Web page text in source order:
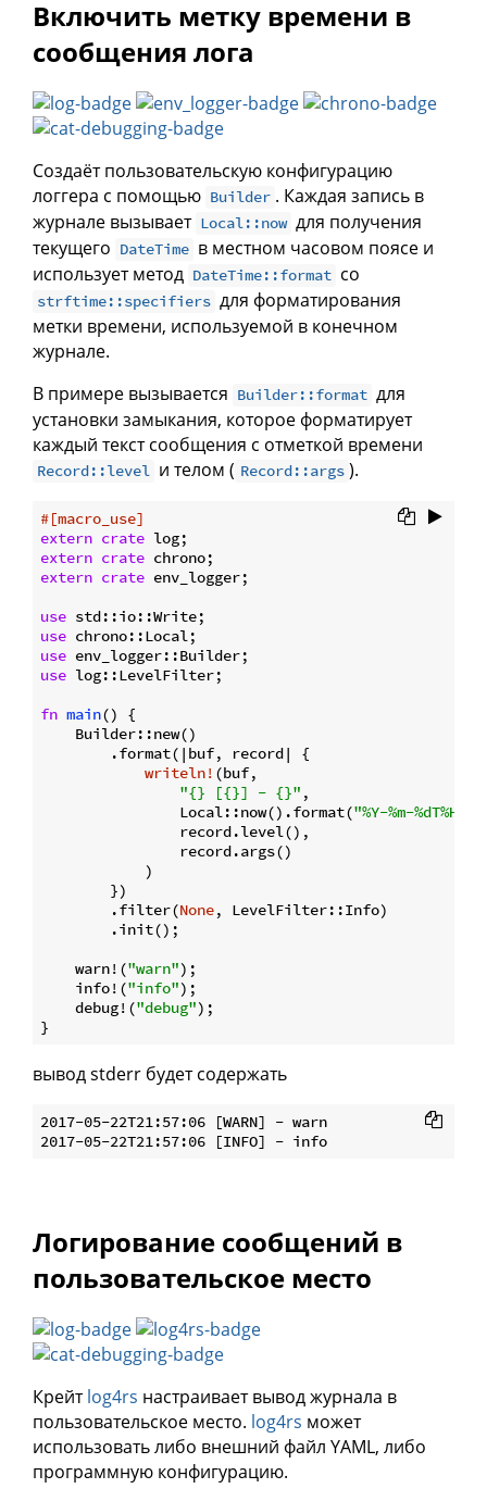
Включить метку времени в
сообщения лога
Создаёт пользовательскую конфигурацию
логгера с помощью Builder . Каждая запись в
журнале вызывает Local::now для получения
текущего DateTime в местном часовом поясе и
использует метод DateTime::format со
strftime::specifiers для форматирования
метки времени, используемой в конечном
журнале.
В примере вызывается Builder::format для
установки замыкания, которое форматирует
каждый текст сообщения с отметкой времени
Record::level и телом ( Record::args ).
#[macro_use]
extern crate
extern crate
extern crate env_logger;
use
use
use
use log::LevelFilter;
fn main() {
    Builder::new()
        .format(|buf, record| {
writeln! (buf,
"{} [{}] - {}" ,
                Local::now().format(
"%Y-%m-
                record.level(),
                record.args()
            )
        })
        .filter(
None, LevelFilter::Info)
        .init();
    warn!(
"warn");
    info!(
"info");
    debug!(
"debug");
вывод stderr будет содержать
2017-05-22T21:57:06 [WARN] - warn
Логирование сообщений в
пользовательское место
Крейтlog4rs настраивает вывод журнала в
пользовательское место. log4rs может
использовать либо внешний файл YAML, либо
программную конфигурацию.